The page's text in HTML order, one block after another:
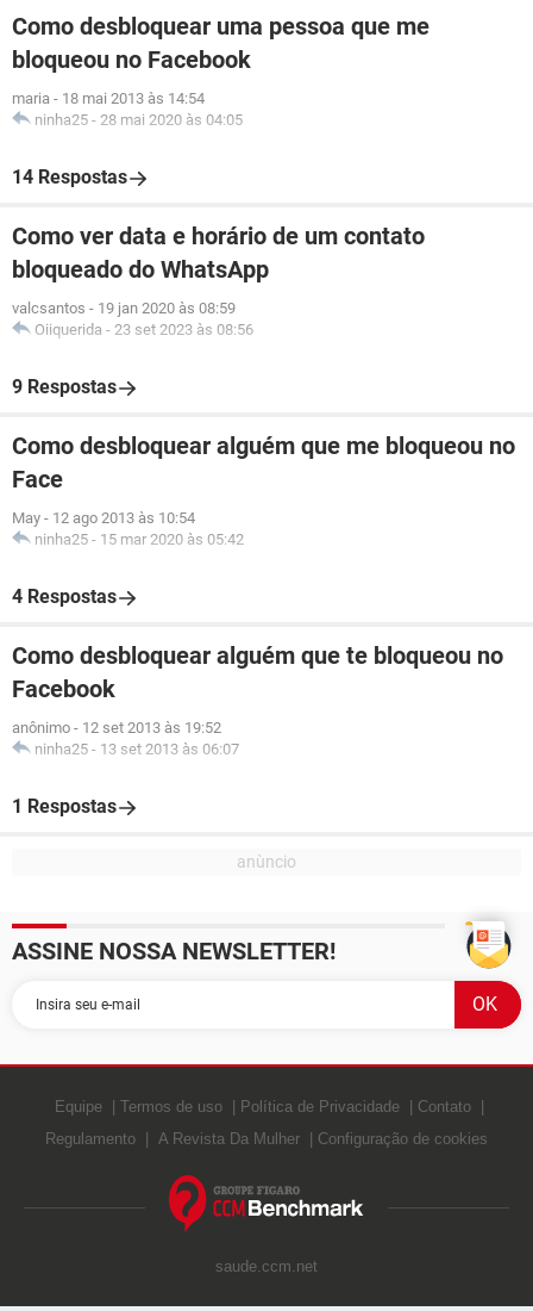
Como desbloquear uma pessoa que me
bloqueou no Facebook
maria - 18 mai 2013 às 14:54
ninha25 - 28 mai 2020 às 04:05
14 Respostas
Como ver data e horário de um contato
bloqueado do WhatsApp
valcsantos - 19 jan 2020 às 08:59
Oiiquerida - 23 set 2023 às 08:56
9 Respostas
Como desbloquear alguém que me bloqueou no
Face
May - 12 ago 2013 às 10:54
ninha25 - 15 mar 2020 às 05:42
4 Respostas
Como desbloquear alguém que te bloqueou no
Facebook
anônimo - 12 set 2013 às 19:52
ninha25 - 13 set 2013 às 06:07
1 Respostas
ASSINE NOSSA NEWSLETTER!
Equipe Termos de uso Política de Privacidade
Contato
Regulamento
A Revista Da Mulher Configuração de cookies
saude.ccm.net